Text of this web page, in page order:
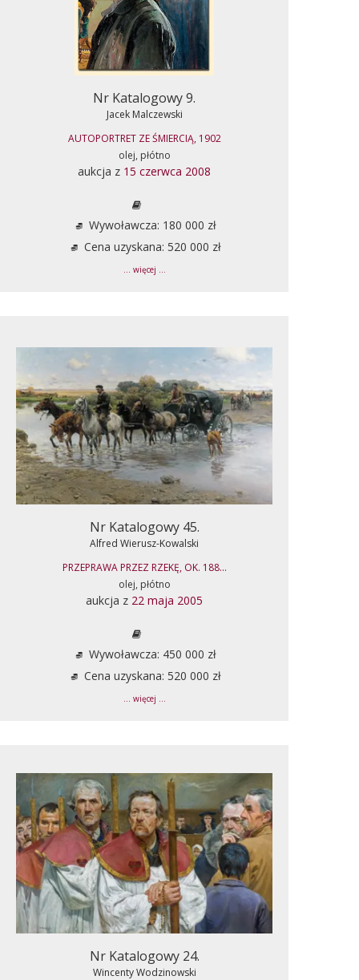
Nr Katalogowy 9.
Jacek Malczewski
AUTOPORTRET ZE ŚMIERCIĄ, 1902
olej, płótno
aukcja z 15 czerwca 2008
Wywoławcza: 180 000 zł
Cena uzyskana: 520 000 zł
... więcej ...
Nr Katalogowy 45.
Alfred Wierusz-Kowalski
PRZEPRAWA PRZEZ RZEKĘ, OK. 188...
olej, płótno
aukcja z 22 maja 2005
Wywoławcza: 450 000 zł
Cena uzyskana: 520 000 zł
... więcej ...
Nr Katalogowy 24.
Wincenty Wodzinowski